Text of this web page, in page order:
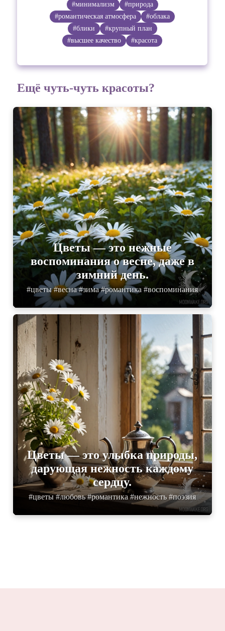
#минимализм
#природа
#романтическая атмосфера
#облака
#блики
#крупный план
#высшее качество
#красота
Ещё чуть-чуть красоты?
Цветы — это нежные
воспоминания о весне, даже в
зимний день.
#цветы #весна #зима #романтика #воспоминания
Цветы — это улыбка природы,
дарующая нежность каждому
сердцу.
#цветы #любовь #романтика #нежность #поэзия